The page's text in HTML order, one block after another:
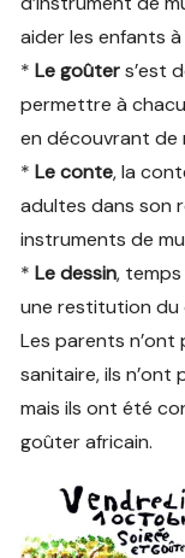
aider les enfants
*Le goûters’est
permettre à
en découvrant de
*Le conte, la
adultes dans son
instruments de
*Le dessin,
une restitution du
Les parents
sanitaire, ils n’ont
mais ils ont été
goûter africain.